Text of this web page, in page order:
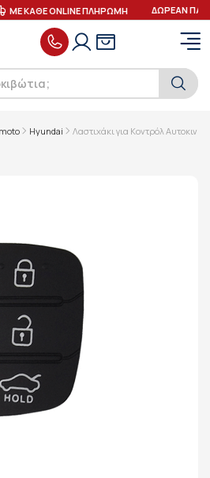
ΜΕ ΚΑΘΕ ONLINE ΠΛΗΡΩΜΗ ΔΩΡΕΑΝ
Hyundai Λαστιχάκι για Κοντρόλ